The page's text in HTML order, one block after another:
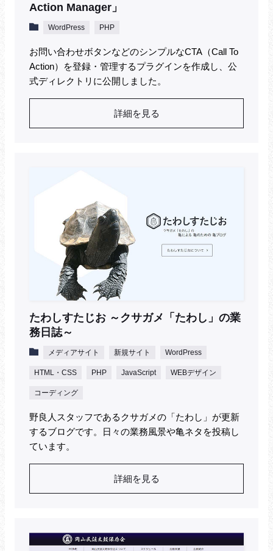
Action Manager」
WordPress PHP
お問い合わせボタンなどのシンプルなCTA（Call To
Action）を登録・管理するプラグインを作成し、公
式ディレクトリに公開しました。
詳細を見る
たわしすたじお ～クサガメ「たわし」の業
務日誌～
メディアサイト 新規サイト WordPress
HTML・CSS PHP JavaScript WEBデザイン
コーディング
野良人スタッフであるクサガメの「たわし」が更新
するブログです。日々の業務風景や亀ネタを投稿し
ています。
詳細を見る